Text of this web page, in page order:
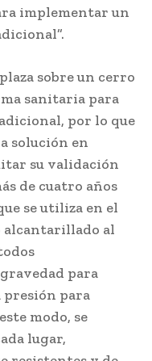
implementar un
sobre un cerro
sanitaria para
por lo que
solución en
su validación
de cuatro años
se utiliza en el
alcantarillado al
para
presión para
modo, se
lugar,